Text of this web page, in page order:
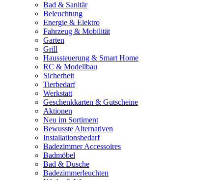
Bad & Sanitär
Beleuchtung
Energie & Elektro
Fahrzeug & Mobilität
Garten
Grill
Haussteuerung & Smart Home
RC & Modellbau
Sicherheit
Tierbedarf
Werkstatt
Geschenkkarten & Gutscheine
Aktionen
Neu im Sortiment
Bewusste Alternativen
Installationsbedarf
Badezimmer Accessoires
Badmöbel
Bad & Dusche
Badezimmerleuchten